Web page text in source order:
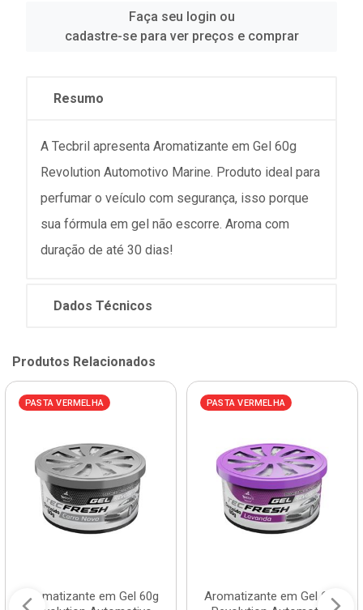
Faça seu login ou
cadastre-se para ver preços e comprar
Resumo
A Tecbril apresenta Aromatizante em Gel 60g
Revolution Automotivo Marine. Produto ideal para
perfumar o veículo com segurança, isso porque
sua fórmula em gel não escorre. Aroma com
duração de até 30 dias!
Dados Técnicos
Produtos Relacionados
PASTA VERMELHA
Aromatizante em Gel 60g
PASTA VERMELHA
Aromatizante em Gel 60g